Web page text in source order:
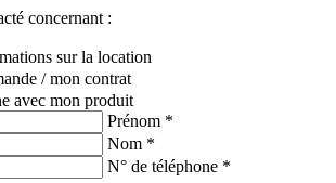
concernant :
sur la location
/ mon contrat
avec mon produit
Prénom *
Nom *
N° de téléphone *